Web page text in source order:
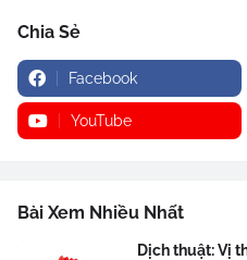
Chia Sẻ
Facebook
YouTube
Bài Xem Nhiều Nhất
Dịch thuật: Vị